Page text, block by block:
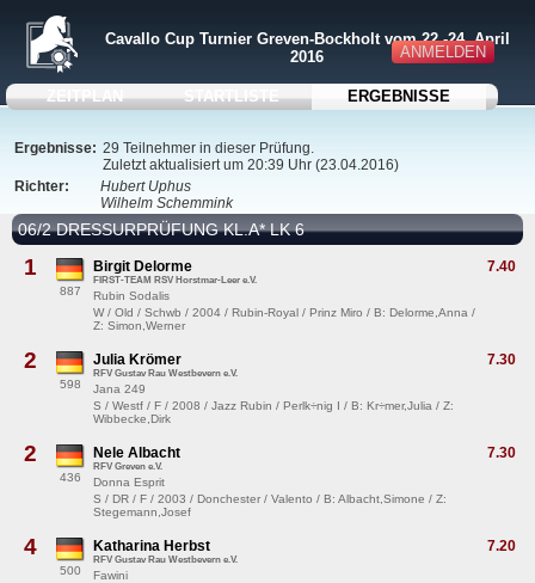
ANMELDEN
Cavallo Cup Turnier Greven-Bockholt vom 22.-24. April
2016
ZEITPLAN STARTLISTE ERGEBNISSE
Ergebnisse: 29 Teilnehmer in dieser Prüfung.
Zuletzt aktualisiert um 20:39 Uhr (23.04.2016)
Richter:
Hubert Uphus
Wilhelm Schemmink
06/2 DRESSURPRÜFUNG KL.A* LK 6
1
887
7.40
Birgit Delorme
FIRST-TEAM RSV Horstmar-Leer e.V.
Rubin Sodalis
W / Old / Schwb / 2004 / Rubin-Royal / Prinz Miro / B: Delorme,Anna /
Z: Simon,Werner
2
598
7.30
Julia Krömer
RFV Gustav Rau Westbevern e.V.
Jana 249
S / Westf / F / 2008 / Jazz Rubin / Perlk÷nig I / B: Kr÷mer,Julia / Z:
Wibbecke,Dirk
2
436
7.30
Nele Albacht
RFV Greven e.V.
Donna Esprit
S / DR / F / 2003 / Donchester / Valento / B: Albacht,Simone / Z:
Stegemann,Josef
4
500
7.20
Katharina Herbst
RFV Gustav Rau Westbevern e.V.
Fawini